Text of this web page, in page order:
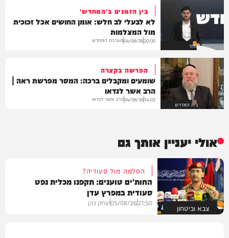
VOD
בין הזמנים ב'המחדש'
לא לבעלי לב חלש: אומן החושים אכל זכוכית
מול המצלמות
20:00
04/08/26מערכת המחדש
בית המדרש
הפרשה בקצרה
שומעים ומקבלים ברכה: המסר מפרשת ראה |
הרב אשר לנדאו
14:02
04/08/26הרב אשר לנדאו
אולי יעניין אותך גם
צבא וביטחון
הסלמה מול סעודיה?
החות'ים טוענים: תקפנו מכלית נפט
סעודית במפרץ עדן
21:50
05/08/26יצחק כהן